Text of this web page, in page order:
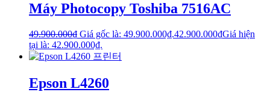
Máy Photocopy Toshiba 7516AC
49.900.000₫ Giá gốc là: 49.900.000₫.42.900.000₫Giá hiện
tại là: 42.900.000₫.
Epson L4260